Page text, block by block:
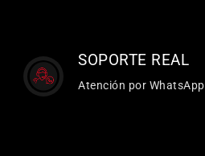
SOPORTE REAL
Atención por WhatsApp